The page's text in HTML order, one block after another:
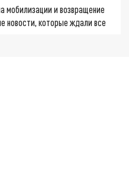
мобилизации и возвращение
новости, которые ждали все